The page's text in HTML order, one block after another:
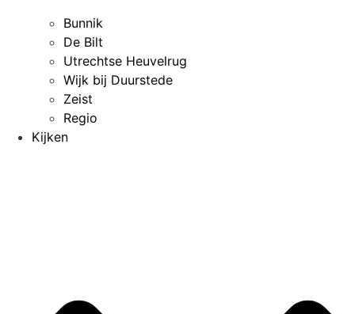
Bunnik
De Bilt
Utrechtse Heuvelrug
Wijk bij Duurstede
Zeist
Regio
Kijken